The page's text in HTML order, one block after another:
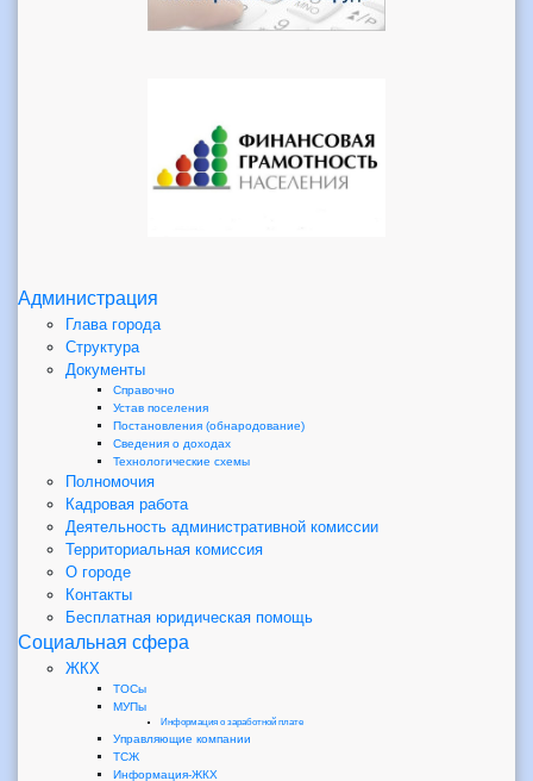
Администрация
Глава города
Структура
Документы
Справочно
Устав поселения
Постановления (обнародование)
Сведения о доходах
Технологические схемы
Полномочия
Кадровая работа
Деятельность административной комиссии
Территориальная комиссия
О городе
Контакты
Бесплатная юридическая помощь
Социальная сфера
ЖКХ
ТОСы
МУПы
Информация о заработной плате
Управляющие компании
ТСЖ
Информация-ЖКХ